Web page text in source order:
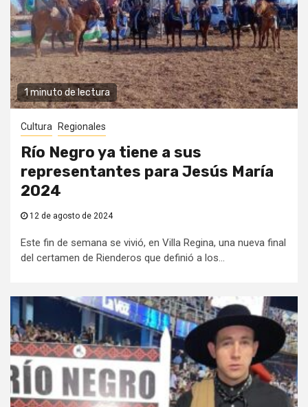
1 minuto de lectura
Cultura Regionales
Río Negro ya tiene a sus
representantes para Jesús María
2024
12 de agosto de 2024
Este fin de semana se vivió, en Villa Regina, una nueva final
del certamen de Rienderos que definió a los...